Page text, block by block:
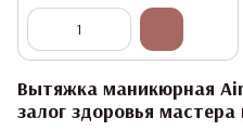
Вытяжка маникюрная
залог здоровья